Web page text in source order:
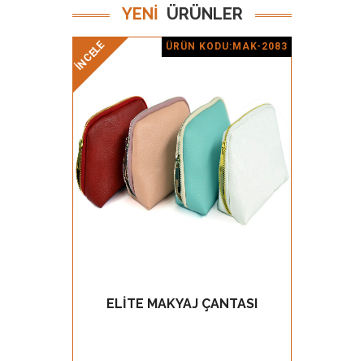
YENİ ÜRÜNLER
İNCELE ÜRÜN KODU:MAK-2083
GÖZ AT
Ürün Detay
ELİTE MAKYAJ ÇANTASI